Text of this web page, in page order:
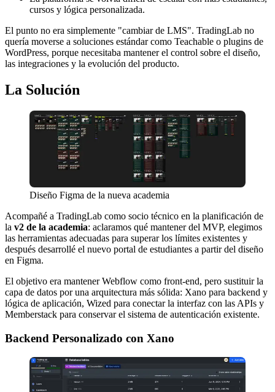
cursos y lógica personalizada.
El punto no era simplemente "cambiar de LMS". TradingLab no
quería moverse a soluciones estándar como Teachable o plugins de
WordPress, porque necesitaba mantener el control sobre el diseño,
las integraciones y la evolución del producto.
La Solución
Diseño Figma de la nueva academia
Acompañé a TradingLab como socio técnico en la planificación de
la v2 de la academia: aclaramos qué mantener del MVP, elegimos
las herramientas adecuadas para superar los límites existentes y
después desarrollé el nuevo portal de estudiantes a partir del diseño
en Figma.
El objetivo era mantener Webflow como front-end, pero sustituir la
capa de datos por una arquitectura más sólida: Xano para backend y
lógica de aplicación, Wized para conectar la interfaz con las APIs y
Memberstack para conservar el sistema de autenticación existente.
Backend Personalizado con Xano